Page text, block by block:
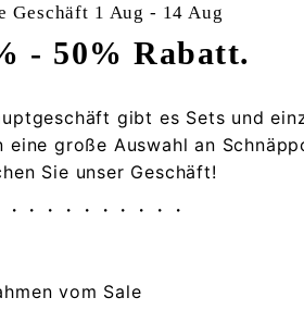
Geschäft 1 Aug - 14 Aug
- 50% Rabatt.
gibt es Sets und
eine große Auswahl an
Sie unser Geschäft!
・・・・・・・・・・
vom Sale